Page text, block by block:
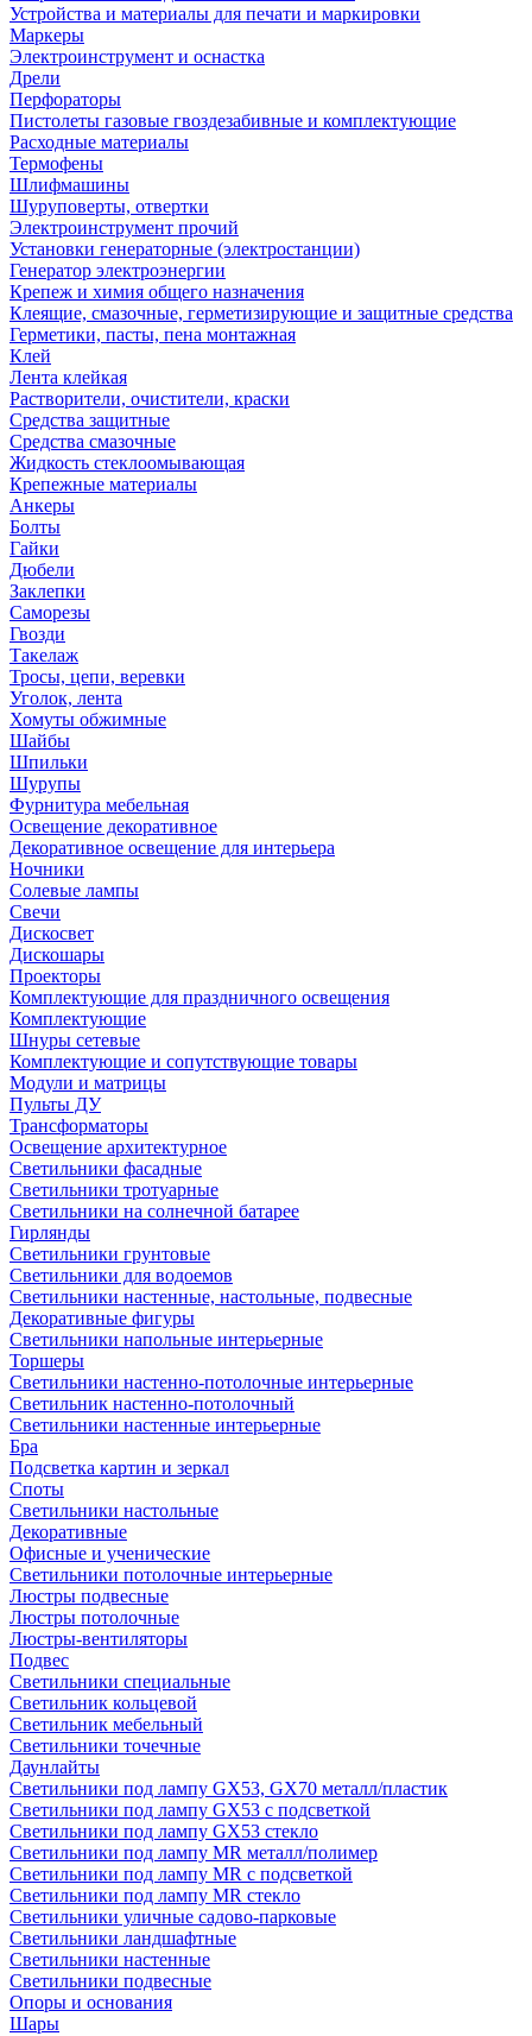
Устройства и материалы для печати и маркировки
Маркеры
Электроинструмент и оснастка
Дрели
Перфораторы
Пистолеты газовые гвоздезабивные и комплектующие
Расходные материалы
Термофены
Шлифмашины
Шуруповерты, отвертки
Электроинструмент прочий
Установки генераторные (электростанции)
Генератор электроэнергии
Крепеж и химия общего назначения
Клеящие, смазочные, герметизирующие и защитные средства
Герметики, пасты, пена монтажная
Клей
Лента клейкая
Растворители, очистители, краски
Средства защитные
Средства смазочные
Жидкость стеклоомывающая
Крепежные материалы
Анкеры
Болты
Гайки
Дюбели
Заклепки
Саморезы
Гвозди
Такелаж
Тросы, цепи, веревки
Уголок, лента
Хомуты обжимные
Шайбы
Шпильки
Шурупы
Фурнитура мебельная
Освещение декоративное
Декоративное освещение для интерьера
Ночники
Солевые лампы
Свечи
Дискосвет
Дискошары
Проекторы
Комплектующие для праздничного освещения
Комплектующие
Шнуры сетевые
Комплектующие и сопутствующие товары
Модули и матрицы
Пульты ДУ
Трансформаторы
Освещение архитектурное
Светильники фасадные
Светильники тротуарные
Светильники на солнечной батарее
Гирлянды
Светильники грунтовые
Светильники для водоемов
Светильники настенные, настольные, подвесные
Декоративные фигуры
Светильники напольные интерьерные
Торшеры
Светильники настенно-потолочные интерьерные
Светильник настенно-потолочный
Светильники настенные интерьерные
Бра
Подсветка картин и зеркал
Споты
Светильники настольные
Декоративные
Офисные и ученические
Светильники потолочные интерьерные
Люстры подвесные
Люстры потолочные
Люстры-вентиляторы
Подвес
Светильники специальные
Светильник кольцевой
Светильник мебельный
Светильники точечные
Даунлайты
Светильники под лампу GX53, GX70 металл/пластик
Светильники под лампу GX53 с подсветкой
Светильники под лампу GX53 стекло
Светильники под лампу MR металл/полимер
Светильники под лампу MR с подсветкой
Светильники под лампу MR стекло
Светильники уличные садово-парковые
Светильники ландшафтные
Светильники настенные
Светильники подвесные
Опоры и основания
Шары